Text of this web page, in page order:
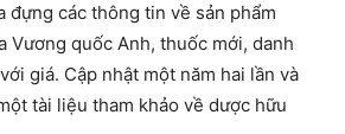
đựng các thông tin về sản phẩm
Vương quốc Anh, thuốc mới, danh
giá. Cập nhật một năm hai lần và
tài liệu tham khảo về dược hữu